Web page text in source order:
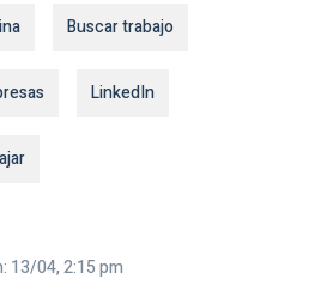
Buscar trabajo
LinkedIn
13/04, 2:15 pm